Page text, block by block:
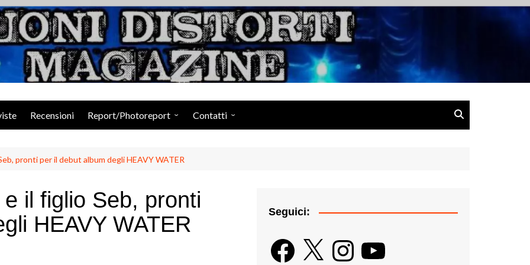
Suoni Distorti Magazine
Recensioni Report/Photoreport Contatti
pronti per il debut album degli HEAVY WATER
il figlio Seb, pronti
HEAVY WATER
Seguici:
Facebook
X InstagramYouTube